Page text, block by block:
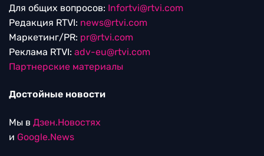
Для общих вопросов: Infortvi@rtvi.com
Редакция RTVI: news@rtvi.com
Маркетинг/PR: pr@rtvi.com
Реклама RTVI: adv-eu@rtvi.com
Партнерские материалы
Достойные новости
Мы в Дзен.Новостях
и Google.News